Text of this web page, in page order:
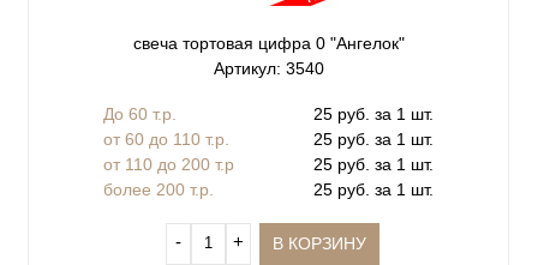
свеча тортовая цифра 0 "Ангелок"
Артикул: 3540
До 60 т.р.
25 руб. за 1 шт.
от 60 до 110 т.р.
25 руб. за 1 шт.
от 110 до 200 т.р
25 руб. за 1 шт.
более 200 т.р.
25 руб. за 1 шт.
‐ + В КОРЗИНУ